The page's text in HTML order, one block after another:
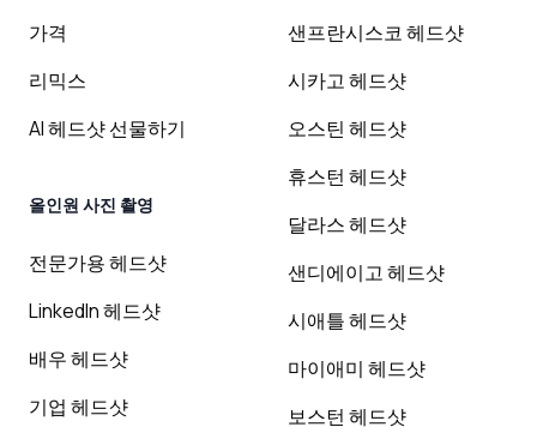
가격
리믹스
AI 헤드샷 선물하기
올인원 사진 촬영
전문가용 헤드샷
LinkedIn 헤드샷
배우 헤드샷
기업 헤드샷
샌프란시스코 헤드샷
시카고 헤드샷
오스틴 헤드샷
휴스턴 헤드샷
달라스 헤드샷
샌디에이고 헤드샷
시애틀 헤드샷
마이애미 헤드샷
보스턴 헤드샷